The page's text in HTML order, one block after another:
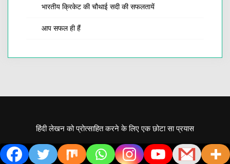
भारतीय क्रिकेट की चौथाई सदी की सफलतायें
आप सफल ही हैं
हिंदी लेखन को प्रोत्साहित करने के लिए एक छोटा सा प्रयास
PROUDLY POWERED BY WORDPRESS|THEME: AMPLE BLOG BY